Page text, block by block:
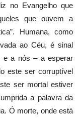
no Evangelho que
que ouvem a
Humana, como
ao Céu, é sinal
e a nós – a esperar
este ser corruptível
ser mortal estiver
a palavra da
Ó morte, onde está